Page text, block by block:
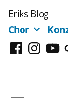
Inhalt
springen
Eriks Blog
Chor
FacebookInstagram